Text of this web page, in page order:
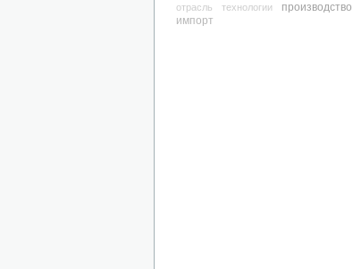
отрасль
технологии производство
импорт